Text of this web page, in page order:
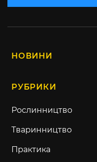
НОВИНИ
РУБРИКИ
Рослинництво
Тваринництво
Практика